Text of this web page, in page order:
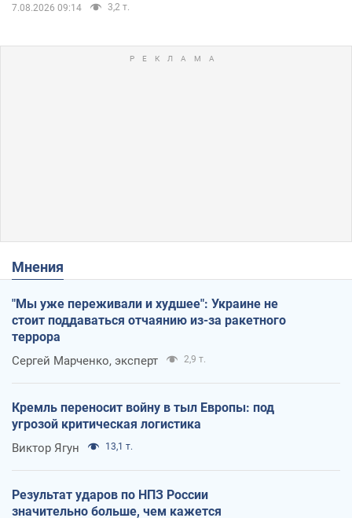
7.08.2026 09:14 3,2 т.
Мнения
"Мы уже переживали и худшее": Украине не
стоит поддаваться отчаянию из-за ракетного
террора
Сергей Марченко, эксперт 2,9 т.
Кремль переносит войну в тыл Европы: под
угрозой критическая логистика
Виктор Ягун 13,1 т.
Результат ударов по НПЗ России
значительно больше, чем кажется